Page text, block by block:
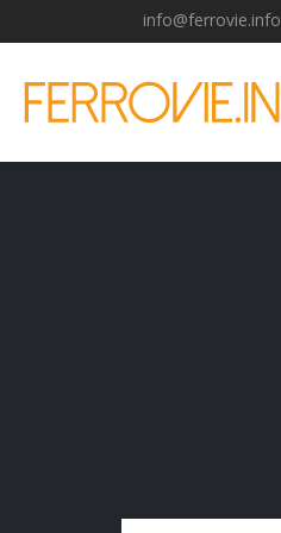
info@ferrovie.info